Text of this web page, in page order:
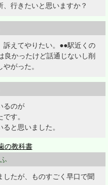
行きたいと思いますか？
訴えてやりたい。●●駅近くの
良かったけど話通じないし削
がった。
るのが
す。
と思いました。
の教科書
たが、ものすごく早口で聞